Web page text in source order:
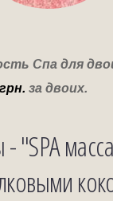
Спа для
грн. за двоих.
"SPA